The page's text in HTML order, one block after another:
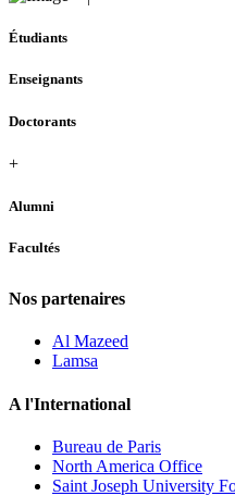
Étudiants
Enseignants
Doctorants
+
Alumni
Facultés
Nos partenaires
Al Mazeed
Lamsa
A l'International
Bureau de Paris
North America Office
Saint Joseph University